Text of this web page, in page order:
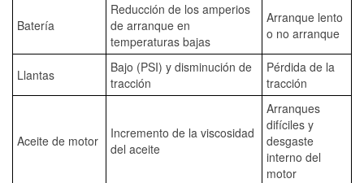
Batería
Reducción de los amperios
de arranque en
temperaturas bajas
Arranque lento
o no arranque
Llantas
Bajo (PSI) y disminución de
tracción
Pérdida de la
tracción
Aceite de motor
Incremento de la viscosidad
del aceite
Arranques
difíciles y
desgaste
interno del
motor